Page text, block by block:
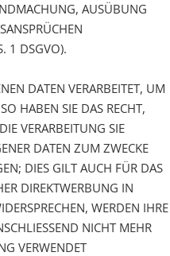
AUSÜBUNG
1 DSGVO).
DATEN VERARBEITET, UM
HABEN SIE DAS RECHT,
VERARBEITUNG SIE
DATEN ZUM ZWECKE
DIES GILT AUCH FÜR DAS
DIREKTWERBUNG IN
WERDEN IHRE
NICHT MEHR
VERWENDET